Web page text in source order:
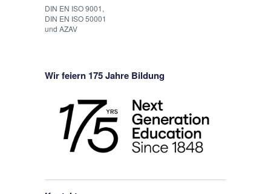
DIN EN ISO 9001,
DIN EN ISO 50001
und AZAV
Wir feiern 175 Jahre Bildung